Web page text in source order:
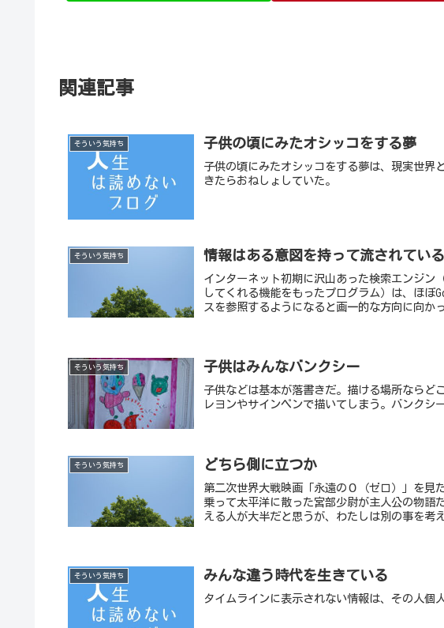
関連記事
そういう気持ち 子供の頃にみたオシッコをする夢
子供の頃にみたオシッコをする夢は、現実世界
きたらおねしょしていた。
そういう気持ち 情報はある意図を持って流されている
インターネット初期に沢山あった検索エンジン
してくれる機能をもったプログラム）は、ほぼ
スを参照するようになると画一的な方向に向か
そういう気持ち 子供はみんなバンクシー
子供などは基本が落書きだ。描ける場所ならど
レヨンやサインペンで描いてしまう。バンクシ
そういう気持ち どちら側に立つか
第二次世界大戦映画「永遠の０（ゼロ）」を見
乗って太平洋に散った宮部少尉が主人公の物語
える人が大半だと思うが、わたしは別の事を考え
そういう気持ち みんな違う時代を生きている
タイムラインに表示されない情報は、その人個